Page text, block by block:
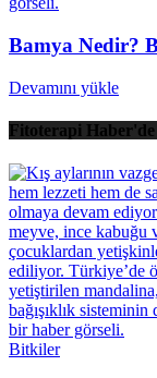
Bamya Nedir?
Devamını yükle
Fitoterapi Haber'de
Bitkiler